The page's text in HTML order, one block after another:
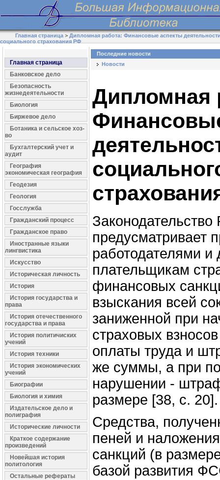
Главная страница >Дипломная работа: Финансовые аспекты
социального страхования РФ
Главная страница
Банковское дело
Безопасность
жизнедеятельности
Биология
Биржевое дело
Ботаника и сельское хоз-
во
Бухгалтерский учет и
аудит
География
экономическая география
Геодезия
Геология
Госслужба
Гражданский процесс
Гражданское право
Иностранные языки
лингвистика
Искусство
Историческая личность
История
История государства и
права
История отечественного
государства и права
История политичиских
учений
История техники
История экономических
учений
Биографии
Биология и химия
Издательское дело и
полиграфия
Исторические личности
Краткое содержание
произведений
Новейшая история
политология
Остальные рефераты
Последние новости
Новости
Дипломная
предусматривает
работодателями и
плательщикам
финансовых
взыскания всей
заниженной при
страховых
оплаты труда и
же суммы, а при
нарушении -
размере [38, c. 20].
Средства,
пеней и
санкций (в
базой развития